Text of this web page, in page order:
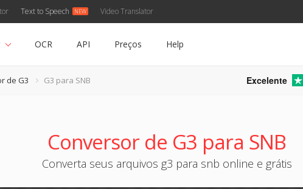
Text to Speech Video Translator
OCR API Preços Help
de G3 G3 para SNB Excelente
Conversor de G3 para SNB
Converta seus arquivos g3 para snb online e grátis